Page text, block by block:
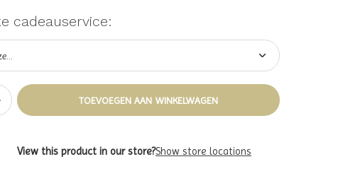
cadeauservice:
TOEVOEGEN AAN WINKELWAGEN
View this product in our store?Show store locations